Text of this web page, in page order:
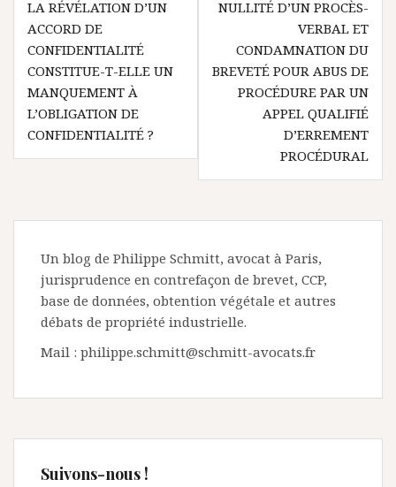
de
l’article
LA RÉVÉLATION D’UN
ACCORD DE
CONFIDENTIALITÉ
CONSTITUE-T-ELLE UN
MANQUEMENT À
L’OBLIGATION DE
CONFIDENTIALITÉ ?
NULLITÉ D’UN PROCÈS-
VERBAL ET
CONDAMNATION DU
BREVETÉ POUR ABUS DE
PROCÉDURE PAR UN
APPEL QUALIFIÉ
D’ERREMENT
PROCÉDURAL
Un blog de Philippe Schmitt, avocat à Paris,
jurisprudence en contrefaçon de brevet, CCP,
base de données, obtention végétale et autres
débats de propriété industrielle.
Mail : philippe.schmitt@schmitt-avocats.fr
Suivons-nous !